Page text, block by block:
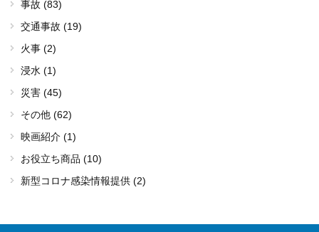
事故 (83)
交通事故 (19)
火事 (2)
浸水 (1)
災害 (45)
その他 (62)
映画紹介 (1)
お役立ち商品 (10)
新型コロナ感染情報提供 (2)